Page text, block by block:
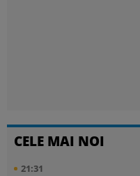
CELE MAI NOI
21:31